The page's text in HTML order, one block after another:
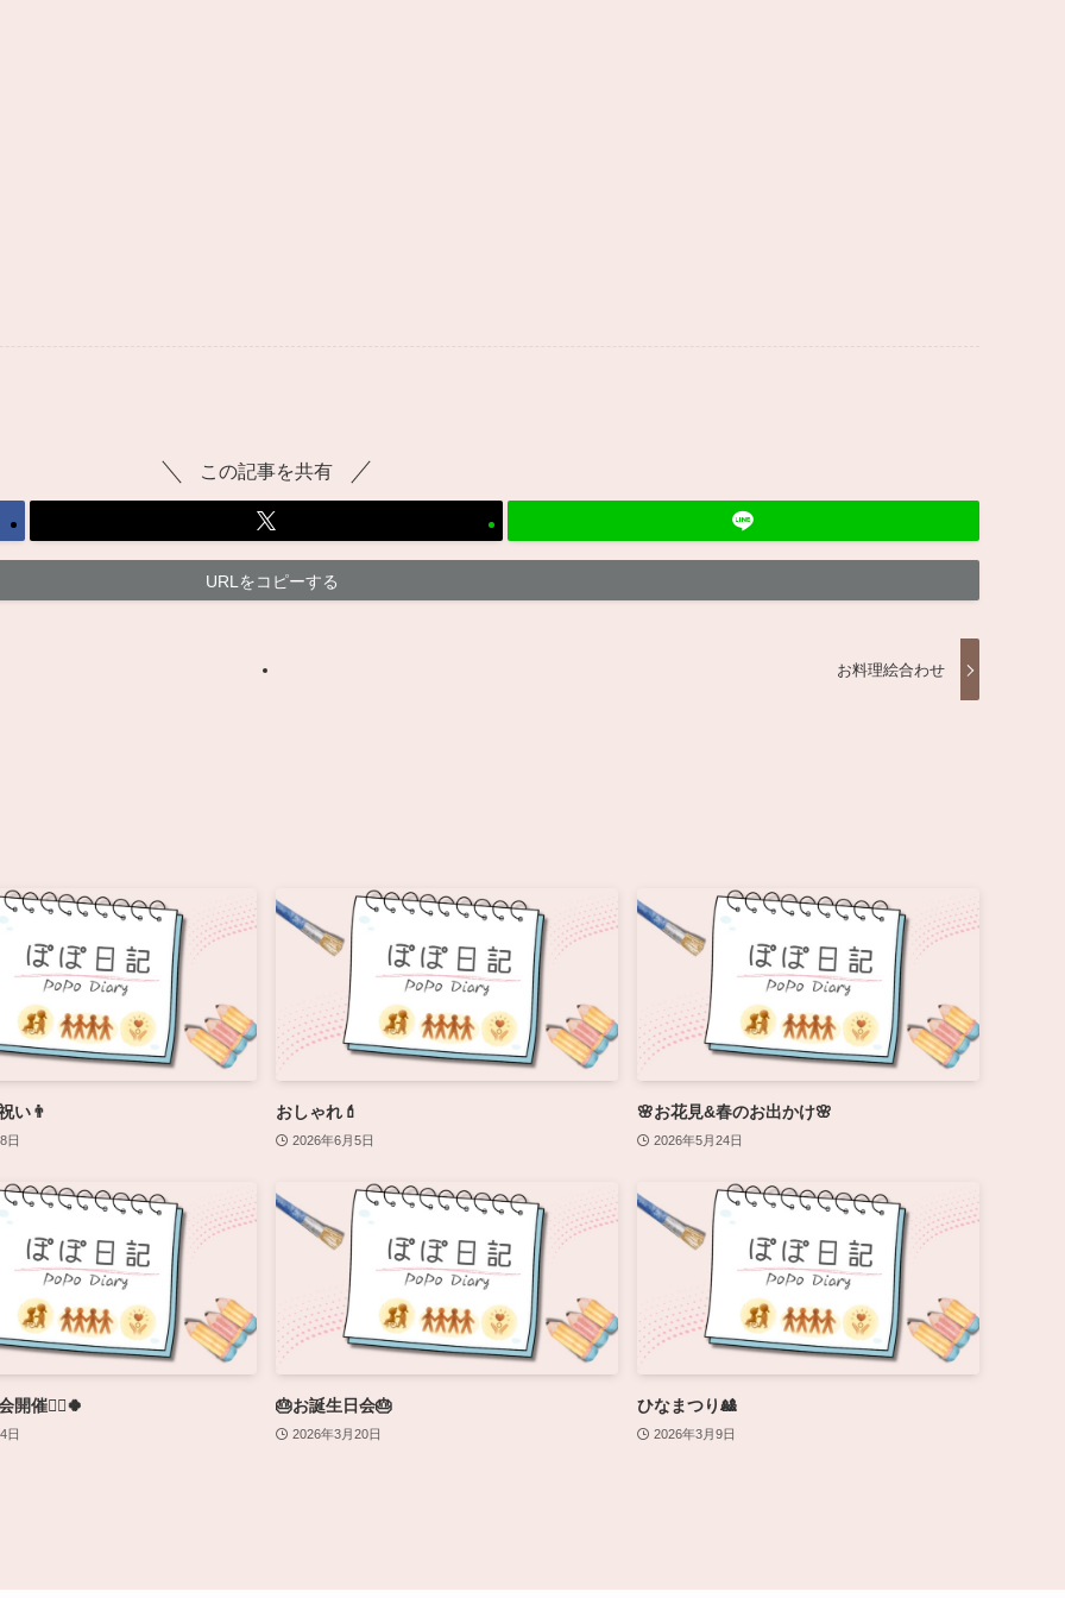
この記事を共有
URLをコピーする
お料理絵合わせ
い👨
日
おしゃれ💄
2026年6月5日
🌸お花見&春のお出かけ🌸
2026年5月24日
開催🏃‍♀️🍀
日
🎂お誕生日会🎂
2026年3月20日
ひなまつり🎎
2026年3月9日